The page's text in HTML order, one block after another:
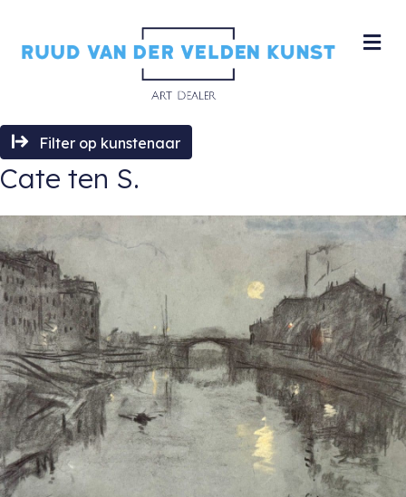
Filter op kunstenaar
Cate ten S.